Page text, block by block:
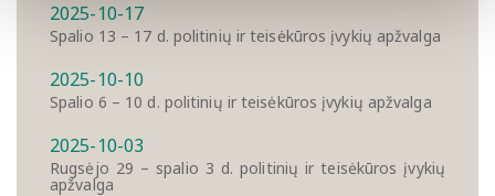
2025-10-17
Spalio 13 – 17 d. politinių ir teisėkūros įvykių apžvalga
2025-10-10
Spalio 6 – 10 d. politinių ir teisėkūros įvykių apžvalga
2025-10-03
Rugsėjo 29 – spalio 3 d. politinių ir teisėkūros įvykių
apžvalga